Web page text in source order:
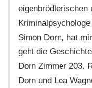
eigenbrödlerischen
Simon Dorn, hat
geht die
Dorn Zimmer 203.
Dorn und Lea